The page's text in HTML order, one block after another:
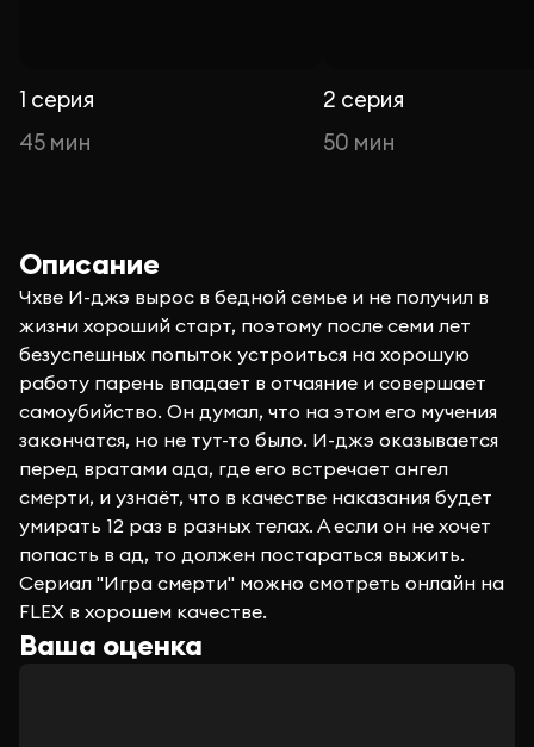
1 серия
45 мин
2 серия
50 мин
Описание
Чхве И-джэ вырос в бедной семье и не получил в
жизни хороший старт, поэтому после семи лет
безуспешных попыток устроиться на хорошую
работу парень впадает в отчаяние и совершает
самоубийство. Он думал, что на этом его мучения
закончатся, но не тут-то было. И-джэ оказывается
перед вратами ада, где его встречает ангел
смерти, и узнаёт, что в качестве наказания будет
умирать 12 раз в разных телах. А если он не хочет
попасть в ад, то должен постараться выжить.
Сериал "Игра смерти" можно смотреть онлайн на
FLEX в хорошем качестве.
Ваша оценка